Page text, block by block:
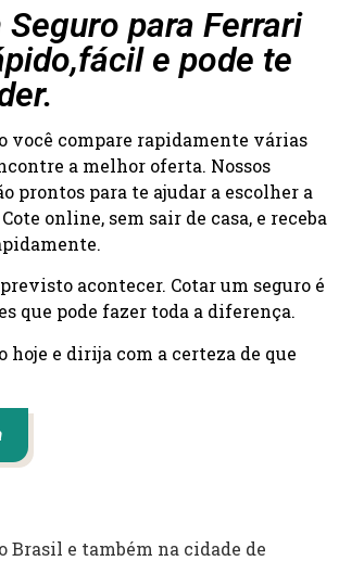
para Ferrari
e pode te
você compare rapidamente várias
a melhor oferta. Nossos
prontos para te ajudar a escolher a
online, sem sair de casa, e receba
acontecer. Cotar um seguro é
que pode fazer toda a diferença.
hoje e dirija com a certeza de que
Brasil e também na cidade de